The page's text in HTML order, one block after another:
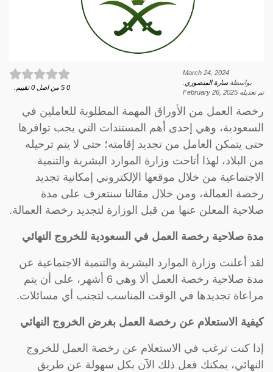
March 24, 2024
بواسطةسارة المنصوري
تم تعديله February 26, 2025
0
5 من اصل 0 تقييم.
رخصة العمل من الأوراق المهمة المطلوبة للعاملين في
السعودية، وهي إحدى أهم المستندات التي يجب توافرها
حتى يتمكن العامل من تجديد إقامته؛ حتى لا يتم ترحيله
من البلاد، لهذا أتاحت وزارة الموارد البشرية والتنمية
الاجتماعية من خلال موقعها الإلكتروني إمكانية تجديد
رخصة العمالة، ومن خلال مقالنا سنتعرف على مدة
صلاحية المعلن عنها من قبل الوزارة لتجديد رخصة العمالة.
مدة صلاحية رخصة العمل في السعودية للخروج النهائي
لقد أعلنت وزارة الموارد البشرية والتنمية الاجتماعية عن
مدة صلاحية رخصة العمل ألا وهي 6 أشهر، على أن يتم
مراعاة تجديدها في الوقت المناسب لتجنب أي مسائلات.
كيفية الاستعلام عن رخصة العمل بغرض الخروج النهائي
إذا كنت ترغب في الاستعلام عن رخصة العمل للخروج
النهائي، يمكنك فعل ذلك الآن بكل سهولة عن طريق